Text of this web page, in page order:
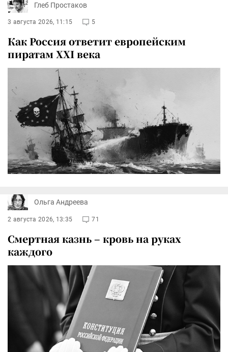
Глеб Простаков
3 августа 2026, 11:15 5
Как Россия ответит европейским
пиратам XXI века
Ольга Андреева
2 августа 2026, 13:35 71
Смертная казнь – кровь на руках
каждого